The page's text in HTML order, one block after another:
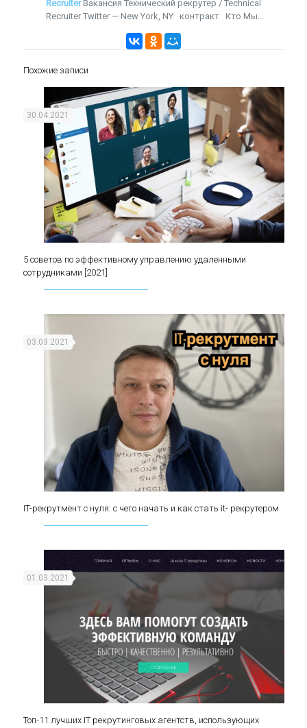
Recruiter Вакансия Технический рекрутер / Technical
Recruiter Twitter — New York, NY контракт Кто Мы...
Похожие записи
5 советов по эффективному управлению
30.04.2021
5 советов по эффективному управлению удаленными
сотрудниками [2021]
IT-рекрутмент с нуля: с чего начать и как стать it-
рекрутером
03.03.2021
IT-рекрутмент с нуля: с чего начать и как стать it- рекрутером
Топ-11 лучших IT рекрутинговых агентств,
01.03.2021
Топ-11 лучших IT рекрутинговых агентств, использующих